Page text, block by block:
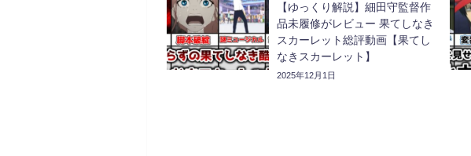
【ゆっくり解説】細田守監督作
品未履修がレビュー 果てしなき
スカーレット総評動画【果てし
なきスカーレット】
2025年12月1日